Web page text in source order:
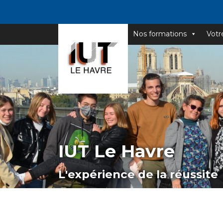
Nos formations
IUT Le Havre
L'expérience de la réussite